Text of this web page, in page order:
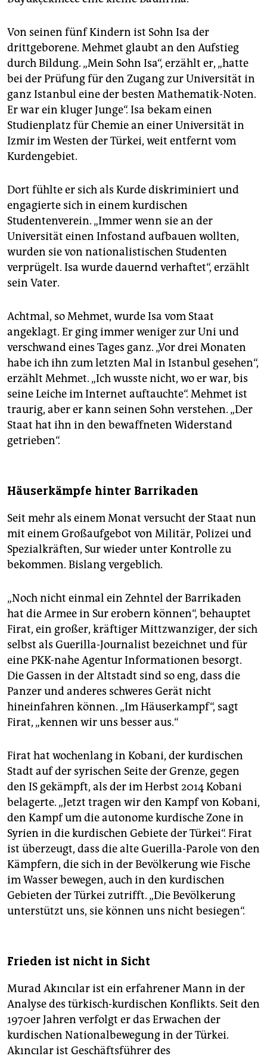
Von seinen fünf Kindern ist Sohn Isa der
drittgeborene. Mehmet glaubt an den Aufstieg
durch Bildung. „Mein Sohn Isa“, erzählt er, „hatte
bei der Prüfung für den Zugang zur Universität in
ganz Istanbul eine der besten Mathematik-Noten.
Er war ein kluger Junge“. Isa bekam einen
Studienplatz für Chemie an einer Universität in
Izmir im Westen der Türkei, weit entfernt vom
Kurdengebiet.
Dort fühlte er sich als Kurde diskriminiert und
engagierte sich in einem kurdischen
Studentenverein. „Immer wenn sie an der
Universität einen Infostand aufbauen wollten,
wurden sie von nationalistischen Studenten
verprügelt. Isa wurde dauernd verhaftet“, erzählt
sein Vater.
Achtmal, so Mehmet, wurde Isa vom Staat
angeklagt. Er ging immer weniger zur Uni und
verschwand eines Tages ganz. „Vor drei Monaten
habe ich ihn zum letzten Mal in Istanbul gesehen“,
erzählt Mehmet. „Ich wusste nicht, wo er war, bis
seine Leiche im Internet auftauchte“. Mehmet ist
traurig, aber er kann seinen Sohn verstehen. „Der
Staat hat ihn in den bewaffneten Widerstand
getrieben“.
Häuserkämpfe hinter Barrikaden
Seit mehr als einem Monat versucht der Staat nun
mit einem Großaufgebot von Militär, Polizei und
Spezialkräften, Sur wieder unter Kontrolle zu
bekommen. Bislang vergeblich.
„Noch nicht einmal ein Zehntel der Barrikaden
hat die Armee in Sur erobern können“, behauptet
Firat, ein großer, kräftiger Mittzwanziger, der sich
selbst als Guerilla-Journalist bezeichnet und für
eine PKK-nahe Agentur Informationen besorgt.
Die Gassen in der Altstadt sind so eng, dass die
Panzer und anderes schweres Gerät nicht
hineinfahren können. „Im Häuserkampf“, sagt
Firat, „kennen wir uns besser aus.“
Firat hat wochenlang in Kobani, der kurdischen
Stadt auf der syrischen Seite der Grenze, gegen
den IS gekämpft, als der im Herbst 2014 Kobani
belagerte. „Jetzt tragen wir den Kampf von Kobani,
den Kampf um die autonome kurdische Zone in
Syrien in die kurdischen Gebiete der Türkei“. Firat
ist überzeugt, dass die alte Guerilla-Parole von den
Kämpfern, die sich in der Bevölkerung wie Fische
im Wasser bewegen, auch in den kurdischen
Gebieten der Türkei zutrifft. „Die Bevölkerung
unterstützt uns, sie können uns nicht besiegen“.
Frieden ist nicht in Sicht
Murad Akıncılar ist ein erfahrener Mann in der
Analyse des türkisch-kurdischen Konflikts. Seit den
1970er Jahren verfolgt er das Erwachen der
kurdischen Nationalbewegung in der Türkei.
Akıncılar ist Geschäftsführer des